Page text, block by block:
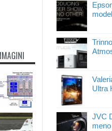
Ultra
JVC
meno